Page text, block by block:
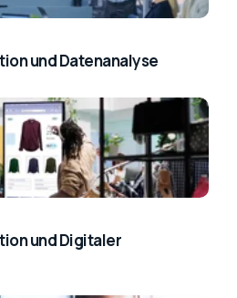
und Datenanalyse
und Digitaler